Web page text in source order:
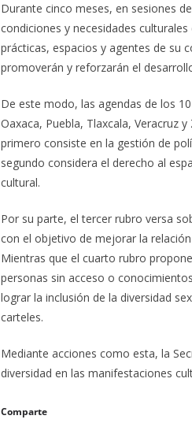
Durante cinco meses, en sesiones
condiciones y necesidades
prácticas, espacios y agentes de su
promoverán y reforzarán el
De este modo, las agendas de los
Oaxaca, Puebla, Tlaxcala, Veracruz
primero consiste en la gestión de
segundo considera el derecho al
cultural.
Por su parte, el tercer rubro versa
con el objetivo de mejorar la
Mientras que el cuarto rubro
personas sin acceso o
lograr la inclusión de la diversidad
carteles.
Mediante acciones como esta, la
diversidad en las manifestaciones
Comparte